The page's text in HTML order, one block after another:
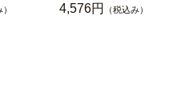
4,576円
（税込み）